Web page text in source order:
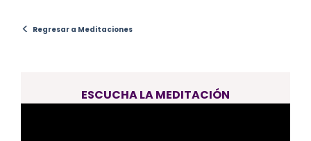
< Regresar a Meditaciones
ESCUCHA LA MEDITACIÓN